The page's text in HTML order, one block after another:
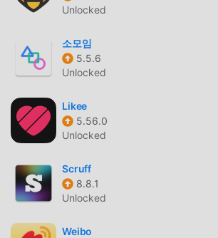
Unlocked
소모임
5.5.6
Unlocked
Likee
5.56.0
Unlocked
Scruff
8.8.1
Unlocked
Weibo